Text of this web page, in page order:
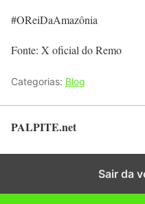
#OReiDaAmazônia
Fonte: X oficial do Remo
Categorias: Blog
PALPITE.net
Sair da